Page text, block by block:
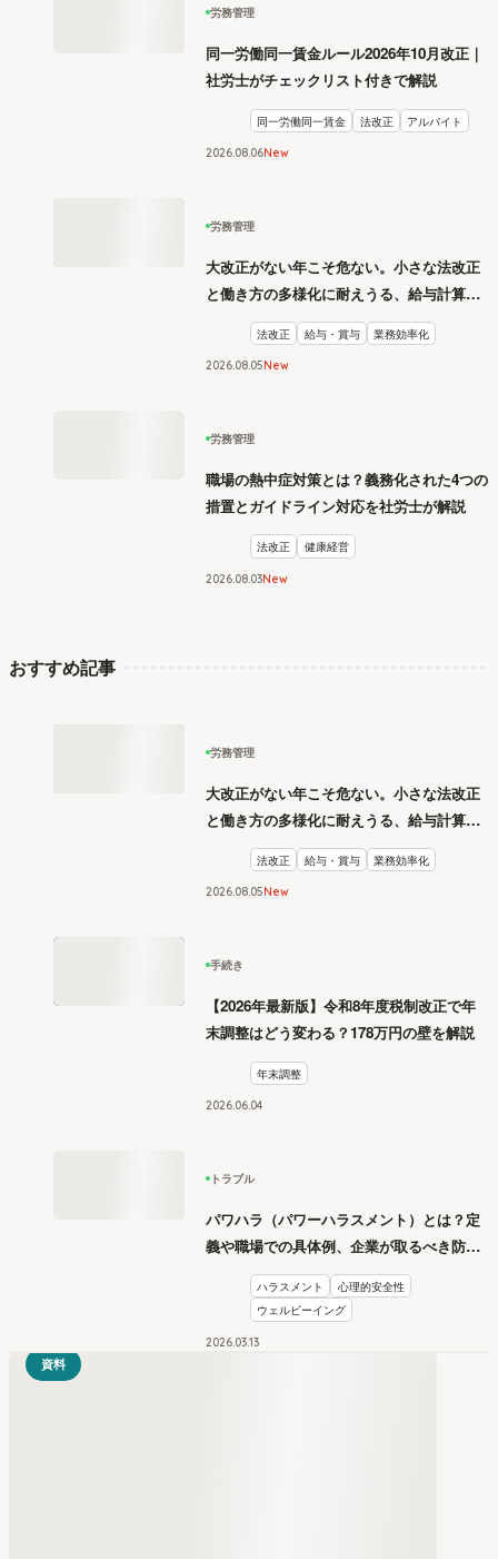
労務管理
同一労働同一賃金ルール2026年10月改正｜
社労士がチェックリスト付きで解説
同一労働同一賃金 法改正 アルバイト
2026.08 06New
労務管理
大改正がない年こそ危ない。小さな法改正
と働き方の多様化に耐えうる、給与計算と
リスク管理
法改正 給与・賞与 業務効率化
2026.08 05New
労務管理
職場の熱中症対策とは？義務化された4つの
措置とガイドライン対応を社労士が解説
法改正 健康経営
2026.08 03New
おすすめ記事
労務管理
大改正がない年こそ危ない。小さな法改正
と働き方の多様化に耐えうる、給与計算と
リスク管理
法改正 給与・賞与 業務効率化
2026.08 05New
手続き
【2026年最新版】令和8年度税制改正で年
末調整はどう変わる？178万円の壁を解説
年末調整
2026.06 04
トラブル
パワハラ（パワーハラスメント）とは？定
義や職場での具体例、企業が取るべき防止
措置を学ぶ
ハラスメント
心理的安全性
ウェルビーイング
2026 0313
資料